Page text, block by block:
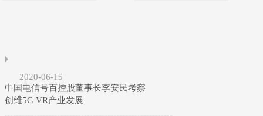
2020-06-15
中国电信号百控股董事长李安民考察
创维5G VR产业发展